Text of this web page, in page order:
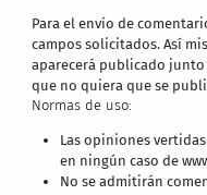
Para el envío de
campos solicitados. Así
aparecerá publicado
que no quiera que se
Normas de uso:
Las opiniones
en ningún caso de
No se admitirán